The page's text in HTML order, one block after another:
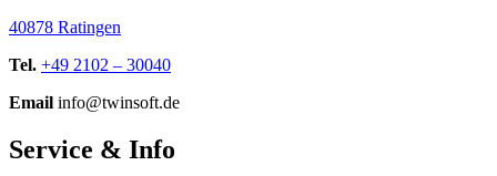
40878 Ratingen
Tel. +49 2102 – 30040
Email info@twinsoft.de
Service & Info